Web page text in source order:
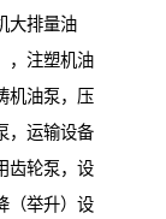
大排量油
，注塑机油
机油泵，压
，运输设备
齿轮泵，设
（举升）设